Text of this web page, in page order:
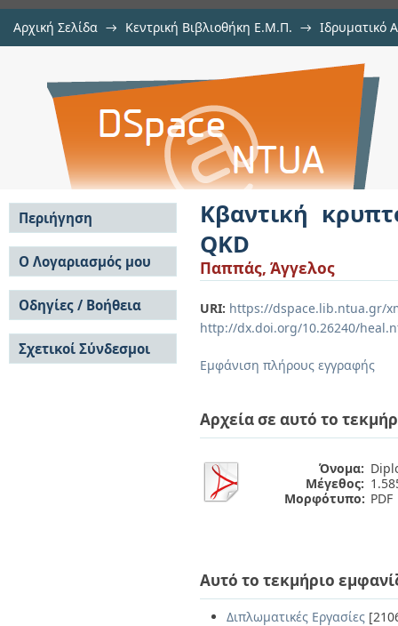
Αρχική Σελίδα → Κεντρική Βιβλιοθήκη Ε.Μ.Π. → Ιδρυματικό
Κβαντική κρυπτογραφία και
Κβαντική
QKD
Παππάς, Άγγελος
URI: https://dspace.lib.ntua.gr/
http://dx.doi.org/10.26240/
Εμφάνιση πλήρους εγγραφής
Αρχεία σε αυτό το
Όνομα:
Μέγεθος:
Μορφότυπο: PDF
Αυτό το τεκμήριο
Διπλωματικές Εργασίες
Περιήγηση
Σε όλο το DSpace
Κοινότητες & Συλλογές
Ανά Ημερομηνία
Έκδοσης
Συγγραφείς
Τίτλοι
Θέματα
Ο Λογαριασμός μου
Σύνδεση
Εγγραφή
Οδηγίες / Βοήθεια
Οδηγίες Υποβολής
Οδηγίες Χρήσης ΙΑ
Συχνές Ερωτήσεις
Σχετικοί Σύνδεσμοι